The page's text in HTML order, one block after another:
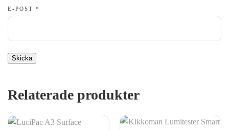
E-POST *
Relaterade produkter